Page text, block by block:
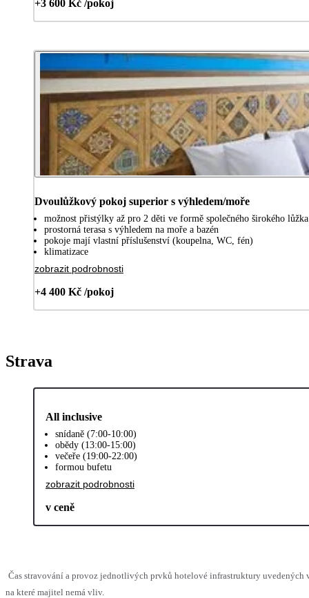
+3 600 Kč /pokoj
Dvoulůžkový pokoj superior s výhledem/moře
možnost přistýlky až pro 2 děti ve formě společného širokého lůžka
prostorná terasa s výhledem na moře a bazén
pokoje mají vlastní příslušenství (koupelna, WC, fén)
klimatizace
zobrazit podrobnosti
+4 400 Kč /pokoj
Strava
All inclusive
snídaně (7:00-10:00)
obědy (13:00-15:00)
večeře (19:00-22:00)
formou bufetu
zobrazit podrobnosti
v ceně
Čas stravování a provoz jednotlivých prvků hotelové infrastruktury uvedených
na které majitel nemá vliv.